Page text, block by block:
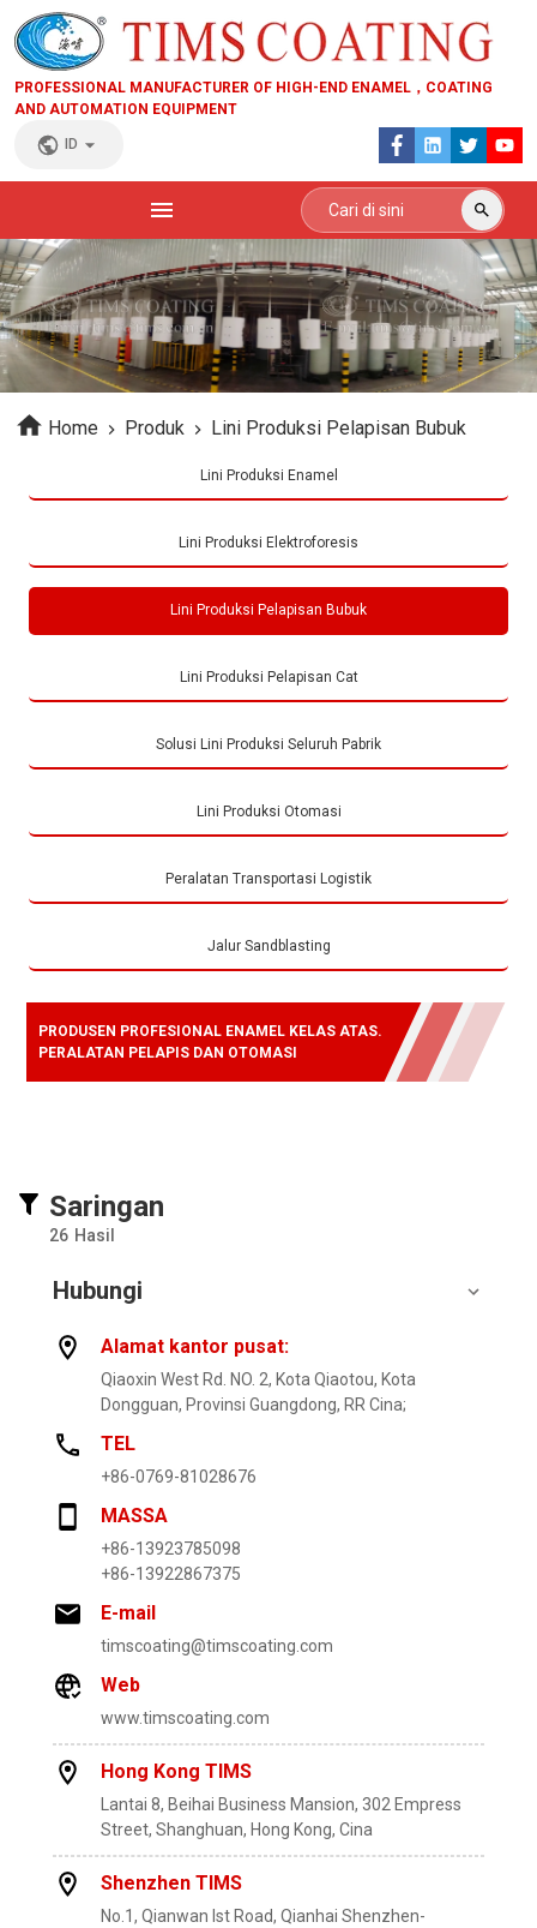
PROFESSIONAL MANUFACTURER OF HIGH-END ENAMEL，COATING
AND AUTOMATION EQUIPMENT
ID
Home Produk Lini Produksi Pelapisan Bubuk
Lini Produksi Enamel
Lini Produksi Elektroforesis
Lini Produksi Pelapisan Bubuk
Lini Produksi Pelapisan Cat
Solusi Lini Produksi Seluruh Pabrik
Lini Produksi Otomasi
Peralatan Transportasi Logistik
Jalur Sandblasting
PRODUSEN PROFESIONAL ENAMEL KELAS ATAS.
PERALATAN PELAPIS DAN OTOMASI
Saringan
26 Hasil
Hubungi
Alamat kantor pusat:
Qiaoxin West Rd. NO. 2, Kota Qiaotou, Kota
Dongguan, Provinsi Guangdong, RR Cina;
TEL
+86-0769-81028676
MASSA
+86-13923785098
+86-13922867375
E-mail
timscoating@timscoating.com
Web
www.timscoating.com
Hong Kong TIMS
Lantai 8, Beihai Business Mansion, 302 Empress
Street, Shanghuan, Hong Kong, Cina
Shenzhen TIMS
No.1, Qianwan lst Road, Qianhai Shenzhen-